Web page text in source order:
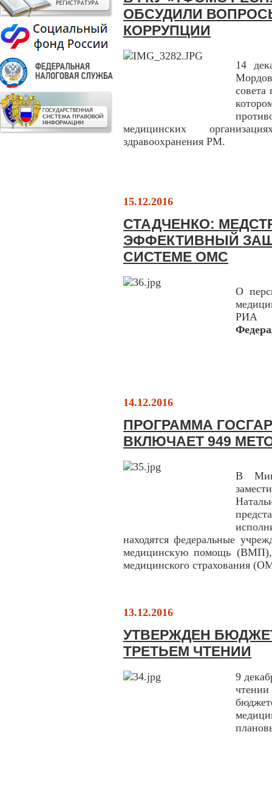
ОБСУДИЛИ
КОРРУПЦИИ
14
медицинских
здравоохранения РМ.
15.12.2016
СТАДЧЕНКО:
ЭФФЕКТИВНЫЙ
СИСТЕМЕ ОМС
О
РИА
14.12.2016
ПРОГРАММА
ВКЛЮЧАЕТ 949
В
находятся федеральные
медицинскую помощь (ВМП),
медицинского страхования
13.12.2016
УТВЕРЖДЕН
ТРЕТЬЕМ ЧТЕНИИ
9
чтении